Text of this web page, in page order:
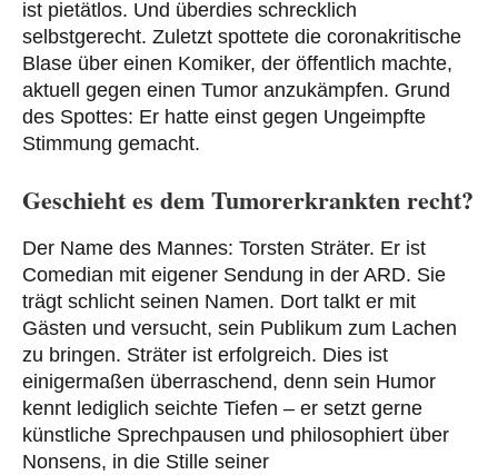
ist pietätlos. Und überdies schrecklich
selbstgerecht. Zuletzt spottete die coronakritische
Blase über einen Komiker, der öffentlich machte,
aktuell gegen einen Tumor anzukämpfen. Grund
des Spottes: Er hatte einst gegen Ungeimpfte
Stimmung gemacht.
Geschieht es dem Tumorerkrankten recht?
Der Name des Mannes: Torsten Sträter. Er ist
Comedian mit eigener Sendung in der ARD. Sie
trägt schlicht seinen Namen. Dort talkt er mit
Gästen und versucht, sein Publikum zum Lachen
zu bringen. Sträter ist erfolgreich. Dies ist
einigermaßen überraschend, denn sein Humor
kennt lediglich seichte Tiefen – er setzt gerne
künstliche Sprechpausen und philosophiert über
Nonsens, in die Stille seiner